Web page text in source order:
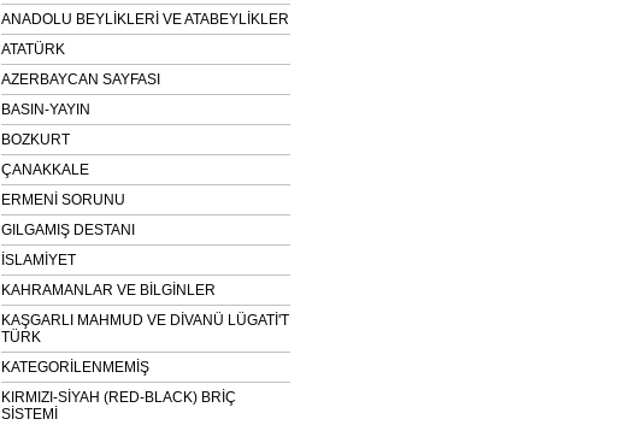
ANADOLU BEYLİKLERİ VE ATABEYLİKLER
ATATÜRK
AZERBAYCAN SAYFASI
BASIN-YAYIN
BOZKURT
ÇANAKKALE
ERMENİ SORUNU
GILGAMIŞ DESTANI
İSLAMİYET
KAHRAMANLAR VE BİLGİNLER
KAŞGARLI MAHMUD VE DİVANÜ LÜGATİ'T
TÜRK
KATEGORİLENMEMİŞ
KIRMIZI-SİYAH (RED-BLACK) BRİÇ
SİSTEMİ